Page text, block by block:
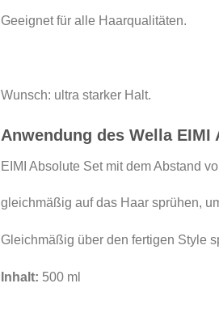
Geeignet für alle Haarqualitäten.
Wunsch: ultra starker Halt.
Anwendung des Wella EIMI
EIMI Absolute Set mit dem Abstand
gleichmäßig auf das Haar sprühen,
Gleichmäßig über den fertigen Style
Inhalt: 500 ml